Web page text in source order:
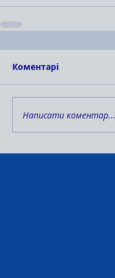
Коментарі
Написати коментар...